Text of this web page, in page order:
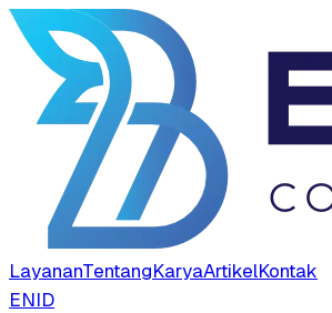
LayananTentangKaryaArtikelKontak
ENID